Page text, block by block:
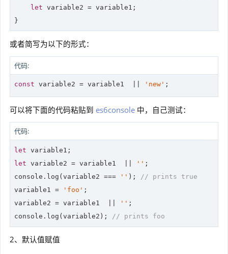
let variable2 = variable1;
或者简写为以下的形式：
代码:
const variable2 = variable1  || 'new'
可以将下面的代码粘贴到 es6console 中，自己测试：
代码:
let
let variable2 = variable1  || ''
console .log(variable2 === '' );
// prints true
variable1 =
'foo' ;
variable2 = variable1  ||
''
console .log(variable2); // prints foo
2、默认值赋值